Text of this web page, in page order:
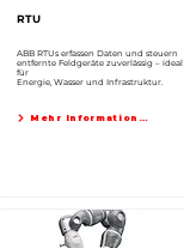
RTU
ABB RTUs erfassen Daten und steuern
entfernte Feldgeräte zuverlässig – ideal
für
Energie, Wasser und Infrastruktur.
Mehr Informationen